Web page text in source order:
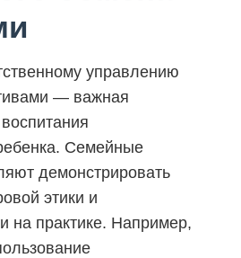
управлению
— важная
Семейные
демонстрировать
этики и
на практике. Например,